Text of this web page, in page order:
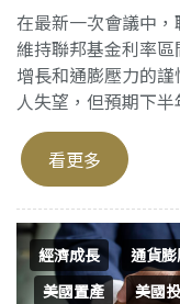
在最新一次會議中
維持聯邦基金利率
增長和通膨壓力的
人失望，但預期下半
看更多
經濟成長 通貨
美國置產
美國